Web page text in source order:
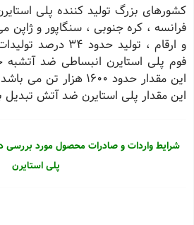
کشورهای بزرگ تولید کننده پلی
فرانسه ، کره جنوبی ، سنگاپور و ژاپن
و ارقام ، تولید
فوم پلی استایرن انبساطی ضد
این مقدار حدود 1600
این مقدار پلی استایرن ضد آتش
شرایط واردات و صادرات محصول مورد بررسی
پلی استایرن